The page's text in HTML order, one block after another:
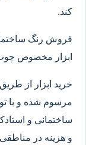
کند.
فروش رنگ
ابزار مخصوص
خرید ابزار از
مرسوم شده و با
ساختمانی و
و هزینه در